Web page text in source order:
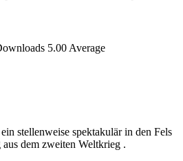
5.00 Average
stellenweise spektakulär in den Fels
aus dem zweiten Weltkrieg .